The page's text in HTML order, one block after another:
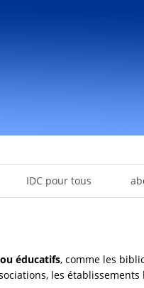
IDC pour tous
éducatifs, comme les
les